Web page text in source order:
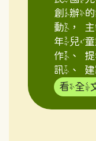
創辦
動，
年兒
作、
訊、
看全